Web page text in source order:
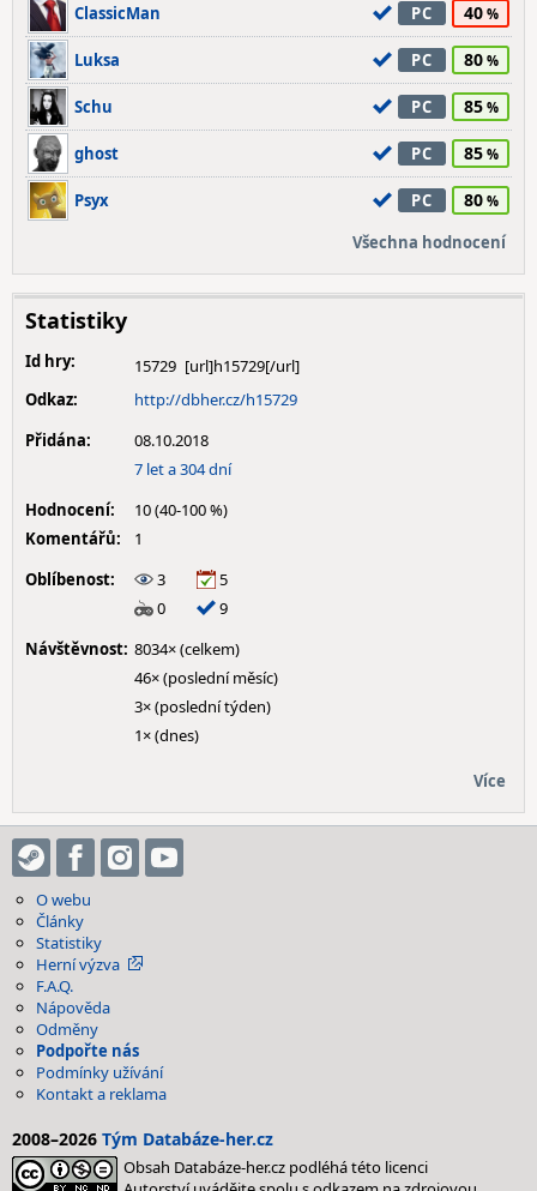
ClassicMan PC 40
Luksa PC 80
Schu PC 85
ghost PC 85
Psyx PC 80
Všechna hodnocení
Statistiky
Id hry:
15729
Odkaz:
http://dbher.cz/h15729
Přidána:
08.10.2018
7 let a 304 dní
Hodnocení:
10 (40-100 %)
Komentářů:
1
Oblíbenost:
3
5
0
9
Návštěvnost: 8034× (celkem)
46× (poslední měsíc)
3× (poslední týden)
1× (dnes)
Více
O webu
Články
Statistiky
Herní výzva
F.A.Q.
Nápověda
Odměny
Podpořte nás
Podmínky užívání
Kontakt a reklama
2008–2026 Tým Databáze-her.cz
Obsah Databáze-her.cz podléhá této licenci